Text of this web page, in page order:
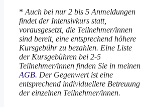
*Auch bei nur 2 bis 5 Anmeldungen
findet der Intensivkurs statt,
vorausgesetzt, die Teilnehmer/innen
sind bereit, eine entsprechend höhere
Kursgebühr zu bezahlen. Eine Liste
der Kursgebühren bei 2-5
Teilnehmer/innen finden Sie in meinen
AGB. Der Gegenwert ist eine
entsprechend individuellere Betreuung
der einzelnen Teilnehmer/innen.